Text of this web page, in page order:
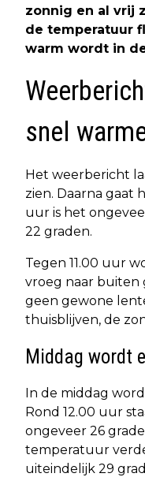
zonnig en al vrij
de temperatuur
warm wordt in
snel
Het weerbericht
zien. Daarna gaat
uur is het
22 graden.
Tegen 11.00 uur
vroeg naar buiten
geen gewone
thuisblijven, de
Middag wordt
In de middag
Rond 12.00 uur
ongeveer 26
temperatuur
uiteindelijk 29